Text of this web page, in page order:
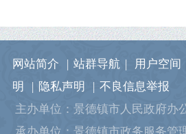
网站简介 | 站群导航 | 用户空间
明
| 隐私声明 | 不良信息举报
主办单位：景德镇市人民政府办